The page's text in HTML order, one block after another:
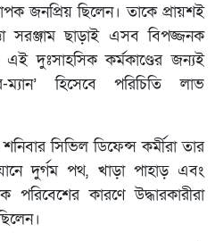
জনপ্রিয় ছিলেন। তাকে প্রায়শই
সরঞ্জাম ছাড়াই এসব বিপজ্জনক
দুঃসাহসিক কর্মকাণ্ডের জন্যই
ম্যান’ হিসেবে পরিচিতি লাভ
সিভিল ডিফেন্স কর্মীরা তার
দুর্গম পথ, খাড়া পাহাড় এবং
পরিবেশের কারণে উদ্ধারকারীরা